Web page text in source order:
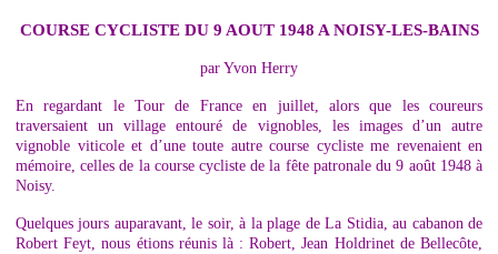
COURSE CYCLISTE DU 9 AOUT 1948 A NOISY-LES-BAINS
par Yvon Herry
En regardant le Tour de France en juillet, alors que les coureurs
traversaient un village entouré de vignobles, les images d’un autre
vignoble viticole et d’une toute autre course cycliste me revenaient en
mémoire, celles de la course cycliste de la fête patronale du 9 août 1948 à
Noisy.
Quelques jours auparavant, le soir, à la plage de La Stidia, au cabanon de
Robert Feyt, nous étions réunis là : Robert, Jean Holdrinet de Bellecôte,